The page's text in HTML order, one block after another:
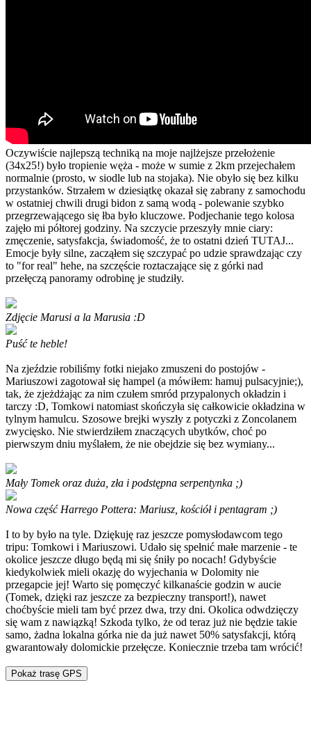
Oczywiście najlepszą techniką na moje najlżejsze przełożenie
(34x25!) było tropienie węża - może w sumie z 2km przejechałem
normalnie (prosto, w siodle lub na stojaka). Nie obyło się bez kilku
przystanków. Strzałem w dziesiątkę okazał się zabrany z samochodu
w ostatniej chwili drugi bidon z samą wodą - polewanie szybko
przegrzewającego się łba było kluczowe. Podjechanie tego kolosa
zajęło mi półtorej godziny. Na szczycie przeszyły mnie ciary:
zmęczenie, satysfakcja, świadomość, że to ostatni dzień TUTAJ...
Emocje były silne, zacząłem się szczypać po udzie sprawdzając czy
to "for real" hehe, na szczęście roztaczające się z górki nad
przełęczą panoramy odrobinę je studziły.
Zdjęcie Marusi a la Marusia :D
Puść te heble!
Na zjeździe robiliśmy fotki niejako zmuszeni do postojów -
Mariuszowi zagotował się hampel (a mówiłem: hamuj pulsacyjnie;),
tak, że zjeżdżając za nim czułem smród przypalonych okładzin i
tarczy :D, Tomkowi natomiast skończyła się całkowicie okładzina w
tylnym hamulcu. Szosowe brejki wyszły z potyczki z Zoncolanem
zwycięsko. Nie stwierdziłem znaczących ubytków, choć po
pierwszym dniu myślałem, że nie obejdzie się bez wymiany...
Mały Tomek oraz duża, zła i podstępna serpentynka ;)
Nowa część Harrego Pottera: Mariusz, kościół i pentagram ;)
I to by było na tyle. Dziękuję raz jeszcze pomysłodawcom tego
tripu: Tomkowi i Mariuszowi. Udało się spełnić małe marzenie - te
okolice jeszcze długo będą mi się śniły po nocach! Gdybyście
kiedykolwiek mieli okazję do wyjechania w Dolomity nie
przegapcie jej! Warto się pomęczyć kilkanaście godzin w aucie
(Tomek, dzięki raz jeszcze za bezpieczny transport!), nawet
choćbyście mieli tam być przez dwa, trzy dni. Okolica odwdzięczy
się wam z nawiązką! Szkoda tylko, że od teraz już nie będzie takie
samo, żadna lokalna górka nie da już nawet 50% satysfakcji, którą
gwarantowały dolomickie przełęcze. Koniecznie trzeba tam wrócić!
Pokaż trasę GPS